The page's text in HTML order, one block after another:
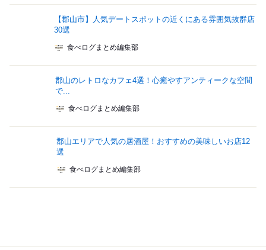
【郡山市】人気デートスポットの近くにある雰囲気抜群店
30選
食べログまとめ編集部
郡山のレトロなカフェ4選！心癒やすアンティークな空間
で...
食べログまとめ編集部
郡山エリアで人気の居酒屋！おすすめの美味しいお店12
選
食べログまとめ編集部